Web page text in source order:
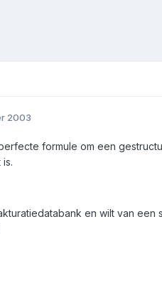
2003
formule om een
en wilt van